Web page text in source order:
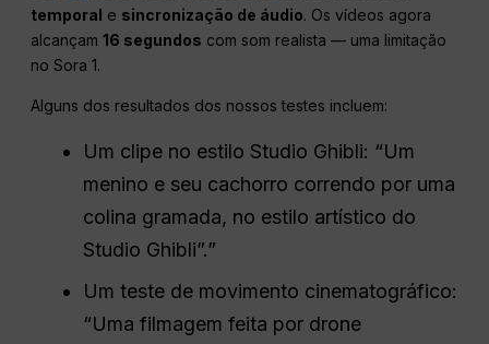
temporal e sincronização de áudio. Os vídeos agora
alcançam16 segundos com som realista — uma limitação
no Sora 1.
Alguns dos resultados dos nossos testes incluem:
Um clipe no estilo Studio Ghibli: “Um
menino e seu cachorro correndo por uma
colina gramada, no estilo artístico do
Studio Ghibli”.”
Um teste de movimento cinematográfico:
“Uma filmagem feita por drone